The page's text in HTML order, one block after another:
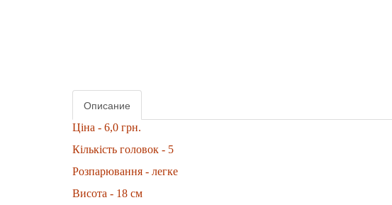
Описание
Ціна - 6,0 грн.
Кількість головок - 5
Розпарювання - легке
Висота - 18 см